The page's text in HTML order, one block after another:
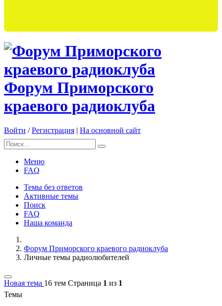
Форум Приморского
краевого радиоклуба
Войти /Регистрация | На основной сайт
Меню
FAQ
Темы без ответов
Активные темы
Поиск
FAQ
Наша команда
Форум Приморского краевого радиоклуба
Личные темы радиолюбителей
Новая тема 16 тем Страница 1 из 1
Темы